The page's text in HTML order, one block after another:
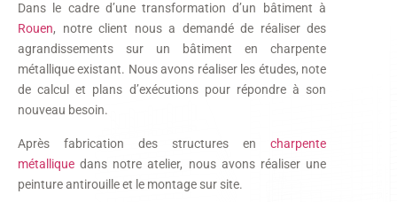
Dans le cadre d’une transformation d’un bâtiment à
Rouen, notre client nous a demandé de réaliser des
agrandissements sur un bâtiment en charpente
métallique existant. Nous avons réaliser les études, note
de calcul et plans d’exécutions pour répondre à son
nouveau besoin.
Après fabrication des structures en charpente
métallique dans notre atelier, nous avons réaliser une
peinture antirouille et le montage sur site.